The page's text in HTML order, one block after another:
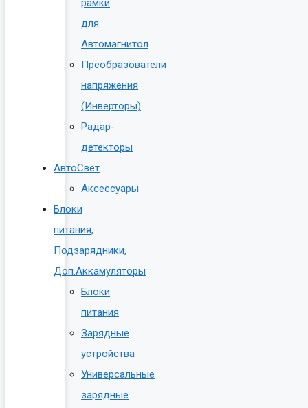
рамки
для
Автомагнитол
Преобразователи
напряжения
(Инверторы)
Радар-
детекторы
АвтоСвет
Аксессуары
Блоки
питания,
Подзарядники,
Доп.Аккамуляторы
Блоки
питания
Зарядные
устройства
Универсальные
зарядные